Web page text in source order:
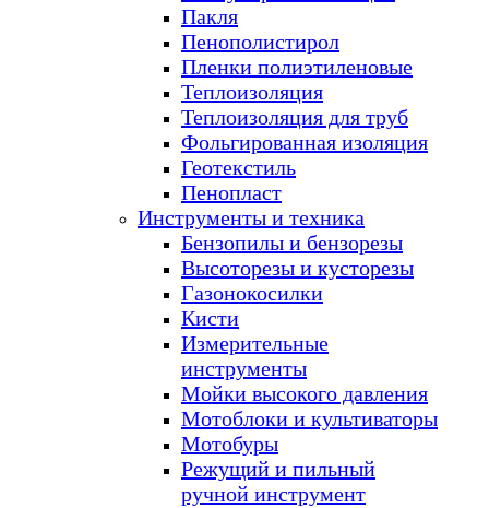
Пакля
Пенополистирол
Пленки полиэтиленовые
Теплоизоляция
Теплоизоляция для труб
Фольгированная изоляция
Геотекстиль
Пенопласт
Инструменты и техника
Бензопилы и бензорезы
Высоторезы и кусторезы
Газонокосилки
Кисти
Измерительные
инструменты
Мойки высокого давления
Мотоблоки и культиваторы
Мотобуры
Режущий и пильный
ручной инструмент